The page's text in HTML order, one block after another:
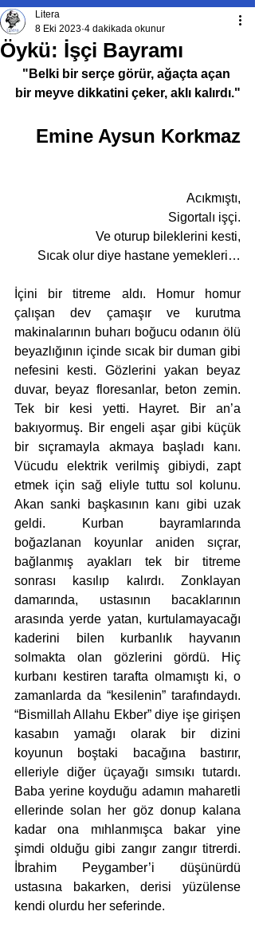
Öykü: İşçi Bayramı
Litera
8 Eki 2023 4 dakikada okunur
"Belki bir serçe görür, ağaçta açan
bir meyve dikkatini çeker, aklı kalırdı."
Emine Aysun Korkmaz
Acıkmıştı,
Sigortalı işçi.
Ve oturup bileklerini kesti,
Sıcak olur diye hastane yemekleri…
İçini bir titreme aldı. Homur homur
çalışan dev çamaşır ve kurutma
makinalarının buharı boğucu odanın ölü
beyazlığının içinde sıcak bir duman gibi
nefesini kesti. Gözlerini yakan beyaz
duvar, beyaz floresanlar, beton zemin.
Tek bir kesi yetti. Hayret. Bir an’a
bakıyormuş. Bir engeli aşar gibi küçük
bir sıçramayla akmaya başladı kanı.
Vücudu elektrik verilmiş gibiydi, zapt
etmek için sağ eliyle tuttu sol kolunu.
Akan sanki başkasının kanı gibi uzak
geldi. Kurban bayramlarında
boğazlanan koyunlar aniden sıçrar,
bağlanmış ayakları tek bir titreme
sonrası kasılıp kalırdı. Zonklayan
damarında, ustasının bacaklarının
arasında yerde yatan, kurtulamayacağı
kaderini bilen kurbanlık hayvanın
solmakta olan gözlerini gördü. Hiç
kurbanı kestiren tarafta olmamıştı ki, o
zamanlarda da “kesilenin” tarafındaydı.
“Bismillah Allahu Ekber” diye işe girişen
kasabın yamağı olarak bir dizini
koyunun boştaki bacağına bastırır,
elleriyle diğer üçayağı sımsıkı tutardı.
Baba yerine koyduğu adamın maharetli
ellerinde solan her göz donup kalana
kadar ona mıhlanmışca bakar yine
şimdi olduğu gibi zangır zangır titrerdi.
İbrahim Peygamber’i düşünürdü
ustasına bakarken, derisi yüzülense
kendi olurdu her seferinde.